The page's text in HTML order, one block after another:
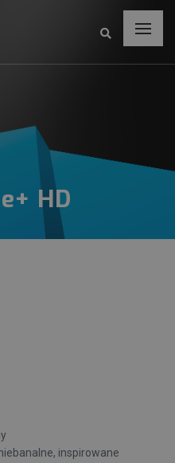
HD
inspirowane